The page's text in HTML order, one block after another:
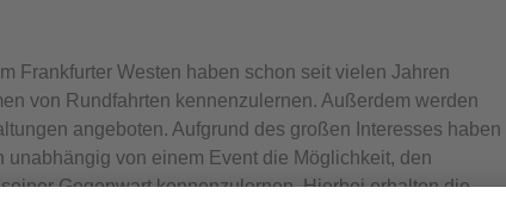
Frankfurter Westen haben schon seit vielen Jahren
von Rundfahrten kennenzulernen. Außerdem werden
angeboten. Aufgrund des großen Interesses haben
von einem Event die Möglichkeit, den
Gegenwart kennenzulernen. Hierbei erhalten die